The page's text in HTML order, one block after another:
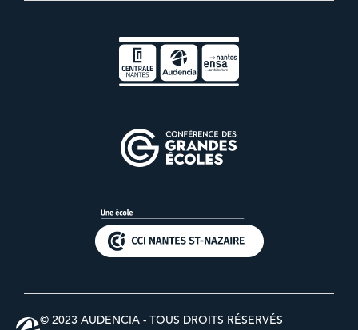
© 2023 AUDENCIA - TOUS DROITS RÉSERVÉS